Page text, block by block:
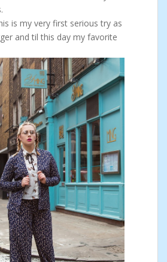
is my very first serious try as
and til this day my favorite